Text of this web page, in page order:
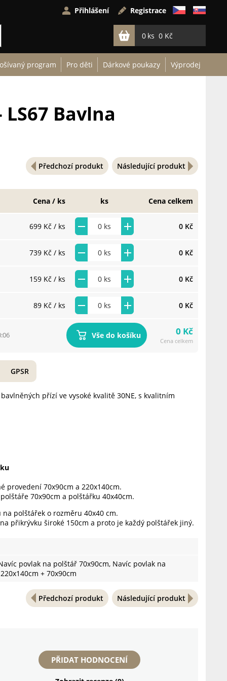
Přihlášení Registrace
0 0 Kč
program Pro děti Dárkové poukazy Výprodej
Předchozí produkt Následující produkt
Bavlna
699 Kč / ks 0 Kč
739 Kč / ks 0 Kč
159 Kč / ks 0 Kč
89 Kč / ks 0 Kč
Cena / ks ks Cena celkem
Vše do košíku 0 Kč
Cena celkem
přízí ve vysoké kvalitě 30NE, s kvalitním
provedení 70x90cm a 220x140cm.
70x90cm a polštářku 40x40cm.
polštářek o rozměru 40x40 cm.
přikrývku široké 150cm a proto je každý polštářek jiný.
povlak na polštář 70x90cm, Navíc povlak na
+ 70x90cm
GPSR
Předchozí produkt Následující produkt
PŘIDAT HODNOCENÍ